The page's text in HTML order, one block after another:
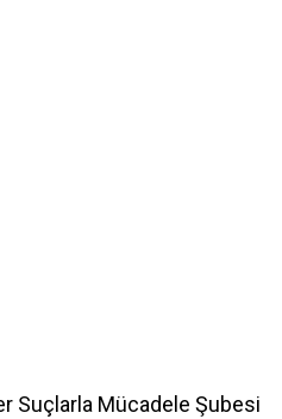
Suçlarla Mücadele Şubesi